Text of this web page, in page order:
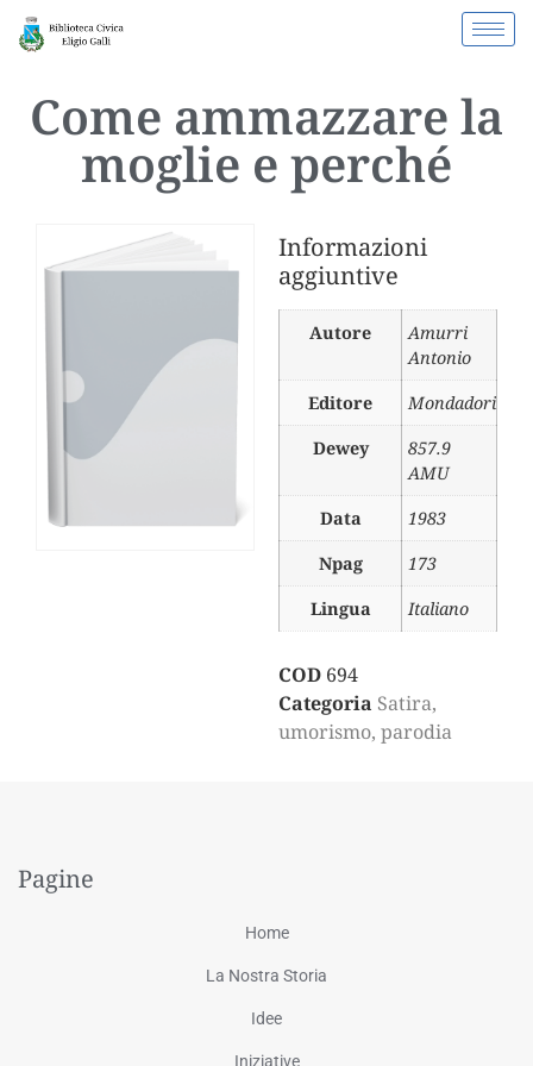
Come ammazzare la
moglie e perché
Informazioni
aggiuntive
Autore
Amurri
Antonio
Editore
Mondadori
Dewey
857.9
AMU
Data
1983
Npag
173
Lingua
Italiano
COD 694
Categoria Satira,
umorismo, parodia
Pagine
Home
La Nostra Storia
Idee
Iniziative